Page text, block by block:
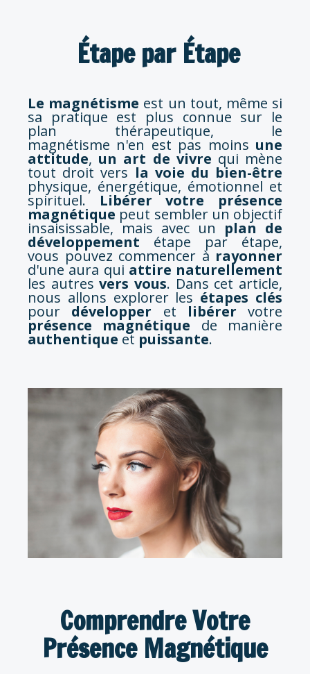
Étape par Étape
Le magnétisme est un tout, même si
sa pratique est plus connue sur le
plan thérapeutique, le
magnétisme n'en est pas moins une
attitude, un art de vivre qui mène
tout droit vers la voie du bien-être
physique, énergétique, émotionnel et
spirituel. Libérer votre présence
magnétique peut sembler un objectif
insaisissable, mais avec un plan de
développement étape par étape,
vous pouvez commencer à rayonner
d'une aura qui attire naturellement
les autresvers vous. Dans cet article,
nous allons explorer les étapes clés
pour développer et libérer votre
présence magnétique de manière
authentique et puissante.
Comprendre Votre
Présence Magnétique